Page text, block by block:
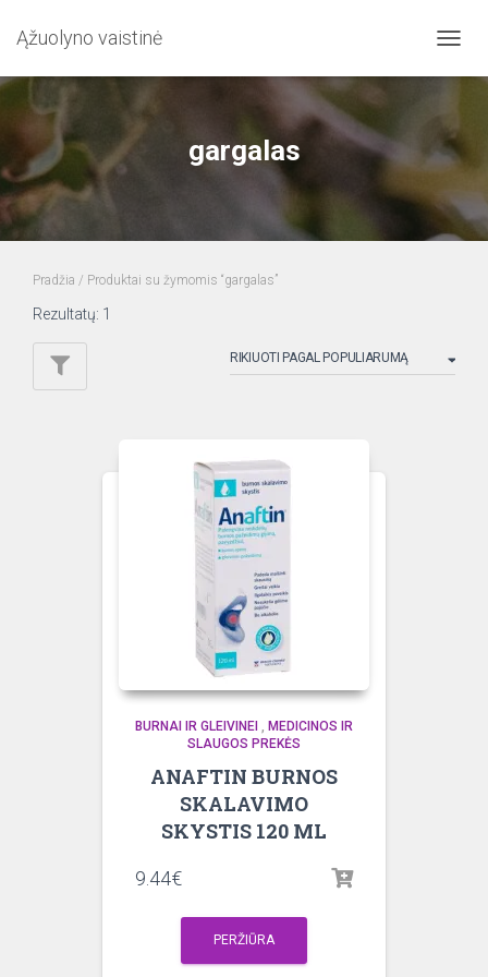
Ąžuolyno vaistinė
gargalas
Pradžia / Produktai su žymomis “gargalas”
Rezultatų: 1
BURNAI IR GLEIVINEI , MEDICINOS IR
SLAUGOS PREKĖS
ANAFTIN BURNOS
SKALAVIMO
SKYSTIS 120 ML
9.44€
PERŽIŪRA